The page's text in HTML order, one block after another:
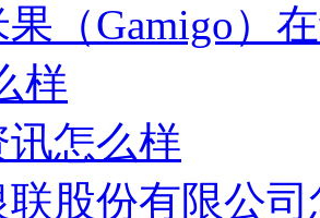
果（Gamigo）
样
怎么样
联股份有限公